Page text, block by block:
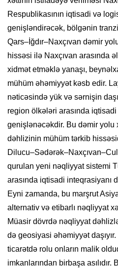
Respublikasının iqtisadi və
genişləndirəcək, bölgənin tranzit
Qars–İğdır–Naxçıvan dəmir
hissəsi ilə Naxçıvan arasında
xidmət etməklə yanaşı,
mühüm əhəmiyyət kəsb edir.
nəticəsində yük və sərnişin
region ölkələri arasında
genişlənəcəkdir. Bu dəmir yolu
dəhlizinin mühüm tərkib
qurulan yeni nəqliyyat sistemi
arasında iqtisadi inteqrasiyanı
Eyni zamanda, bu marşrut
alternativ və etibarlı nəqliyyat
Müasir dövrdə nəqliyyat
də geosiyasi əhəmiyyət
ticarətdə rolu onların malik
imkanlarından birbaşa asılıdır.